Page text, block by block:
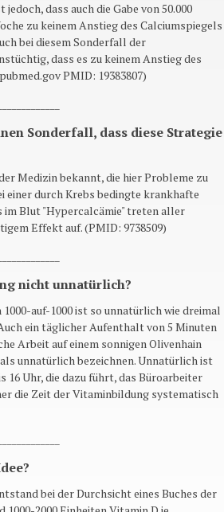
dass auch die Gabe von 50.000
zu keinem Anstieg des Calciumspiegels
bei diesem Sonderfall der
dass es zu keinem Anstieg des
PMID: 19383807)
Sonderfall, dass diese Strategie
Medizin bekannt, die hier Probleme zu
einer durch Krebs bedingte krankhafte
im Blut "Hypercalcämie" treten aller
Effekt auf. (PMID: 9738509)
nicht unnatürlich?
auf-1000 ist so unnatürlich wie dreimal
ein täglicher Aufenthalt von 5 Minuten
Arbeit auf einem sonnigen Olivenhain
unnatürlich bezeichnen. Unnatürlich ist
16 Uhr, die dazu führt, das Büroarbeiter
die Zeit der Vitaminbildung systematisch
bei der Durchsicht eines Buches der